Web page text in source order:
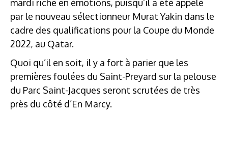
mardi riche en émotions, puisqu’il a été appelé
par le nouveau sélectionneur Murat Yakin dans le
cadre des qualifications pour la Coupe du Monde
2022, au Qatar.
Quoi qu’il en soit, il y a fort à parier que les
premières foulées du Saint-Preyard sur la pelouse
du Parc Saint-Jacques seront scrutées de très
près du côté d’En Marcy.